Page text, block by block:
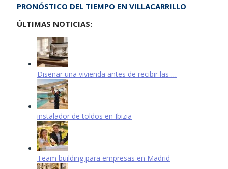
PRONÓSTICO DEL TIEMPO EN VILLACARRILLO
ÚLTIMAS NOTICIAS:
Diseñar una vivienda antes de recibir las …
instalador de toldos en Ibizia
Team building para empresas en Madrid